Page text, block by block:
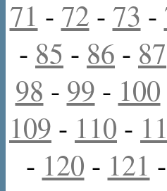
71 - 72 - 73 -
- 85 - 86 - 87
98 - 99 - 100
109 - 110 -
- 120 - 121 -